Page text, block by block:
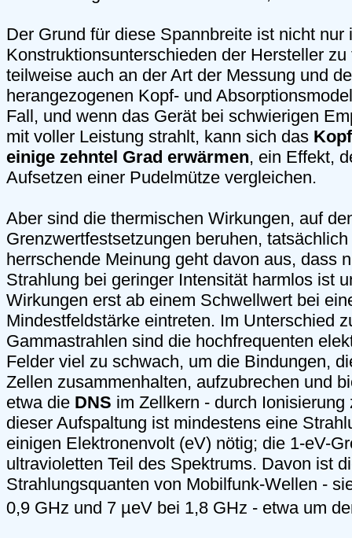
Der Grund für diese Spannbreite ist nicht nur
Konstruktionsunterschieden der Hersteller
teilweise auch an der Art der Messung und
herangezogenen Kopf- und
Fall, und wenn das Gerät bei schwierigen
mit voller Leistung strahlt, kann sich das
einige zehntel Grad erwärmen, ein Effekt,
Aufsetzen einer Pudelmütze vergleichen.
Aber sind die thermischen Wirkungen, auf
Grenzwertfestsetzungen beruhen,
herrschende Meinung geht davon aus, dass
Strahlung bei geringer Intensität harmlos ist
Wirkungen erst ab einem Schwellwert bei
Mindestfeldstärke eintreten. Im Unterschied
Gammastrahlen sind die hochfrequenten
Felder viel zu schwach, um die Bindungen,
Zellen zusammenhalten, aufzubrechen und
etwa die DNS im Zellkern - durch Ionisierung
dieser Aufspaltung ist mindestens eine
einigen Elektronenvolt (eV) nötig; die 1-eV-
ultravioletten Teil des Spektrums. Davon ist
Strahlungsquanten von Mobilfunk-Wellen -
0,9 GHz und 7 µeV bei 1,8 GHz - etwa um